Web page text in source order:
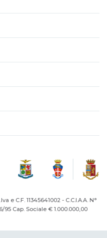
e C.F. 11345641002 - C.C.I.A.A. N°
Cap. Sociale € 1.000.000,00